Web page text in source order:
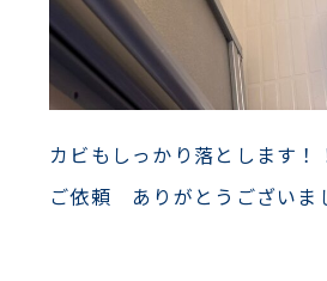
カビもしっかり落とします！
ご依頼 ありがとうございま